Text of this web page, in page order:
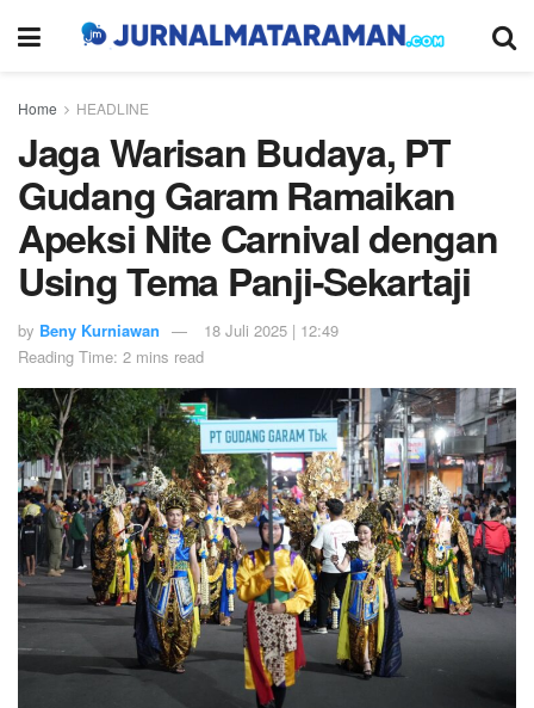
Home HEADLINE
Jaga Warisan Budaya, PT
Gudang Garam Ramaikan
Apeksi Nite Carnival dengan
Using Tema Panji-Sekartaji
by Beny Kurniawan
18 Juli 2025 | 12:49
Reading Time: 2 mins read